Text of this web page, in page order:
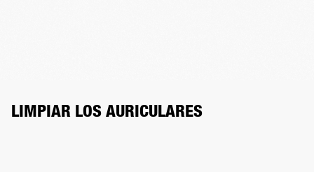
LIMPIAR LOS AURICULARES